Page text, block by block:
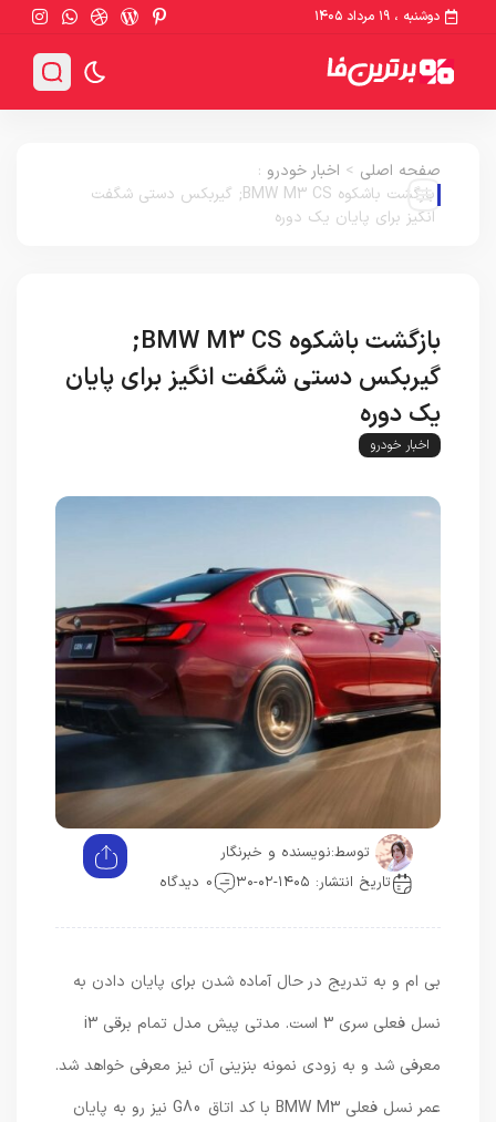
دوشنبه ، ۱۹ مرداد ۱۴۰۵
صفحه اصلی > اخبار خودرو :
بازگشت باشکوه BMW M3 CS; گیربکس دستی شگفت
انگیز برای پایان یک دوره
بازگشت باشکوه BMW M3 CS;
گیربکس دستی شگفت انگیز برای پایان
یک دوره
اخبار خودرو
توسط: نویسنده و خبرنگار
تاریخ انتشار: ۱۴۰۵-۰۲-۳۰
0 دیدگاه
بی ام و به تدریج در حال آماده شدن برای پایان دادن به
نسل فعلی سری 3 است. مدتی پیش مدل تمام برقی i3
معرفی شد و به زودی نمونه بنزینی آن نیز معرفی خواهد شد.
عمر نسل فعلی BMW M3 با کد اتاق G80 نیز رو به پایان